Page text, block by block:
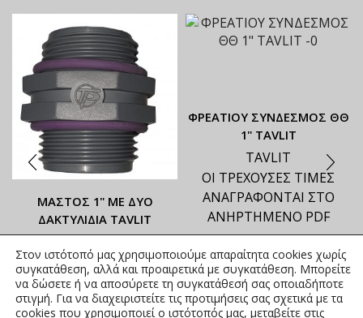
ΜΑΣΤΟΣ 1" ΜΕ ΔΥΟ
ΔΑΚΤΥΛΙΔΙΑ TAVLIT
ΟΙ ΤΡΕΧΟΥΣΕΣ ΤΙΜΕΣ
ΑΝΑΓΡΑΦΟΝΤΑΙ ΣΤΟ
ΑΝΗΡΤΗΜΕΝΟ PDF
ΦΡΕΑΤΙΟΥ ΣΥΝΔΕΣΜΟΣ ΘΘ
1" TAVLIT
TAVLIT
ΟΙ ΤΡΕΧΟΥΣΕΣ ΤΙΜΕΣ
ΑΝΑΓΡΑΦΟΝΤΑΙ ΣΤΟ
ΑΝΗΡΤΗΜΕΝΟ PDF
Στον ιστότοπό μας χρησιμοποιούμε απαραίτητα cookies χωρίς
συγκατάθεση, αλλά και προαιρετικά με συγκατάθεση. Μπορείτε
να δώσετε ή να αποσύρετε τη συγκατάθεσή σας οποιαδήποτε
στιγμή. Για να διαχειριστείτε τις προτιμήσεις σας σχετικά με τα
cookies που χρησιμοποιεί ο ιστότοπός μας, μεταβείτε στις